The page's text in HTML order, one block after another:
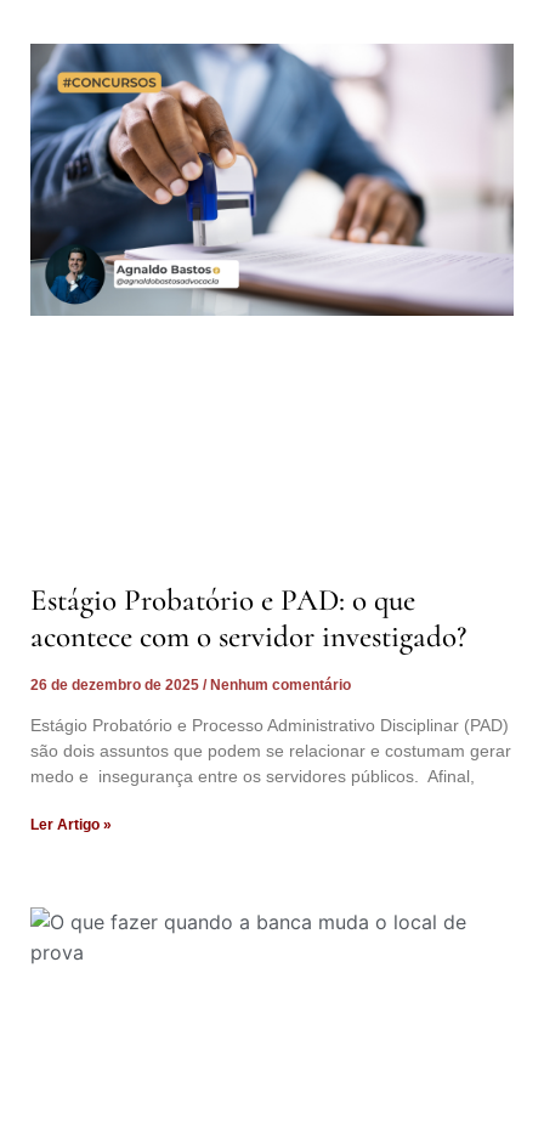
Estágio Probatório e PAD: o que
acontece com o servidor investigado?
26 de dezembro de 2025 Nenhum comentário
Estágio Probatório e Processo Administrativo Disciplinar (PAD)
são dois assuntos que podem se relacionar e costumam gerar
medo e insegurança entre os servidores públicos. Afinal,
Ler Artigo »